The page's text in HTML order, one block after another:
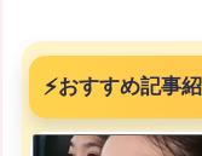
⚡おすすめ記事